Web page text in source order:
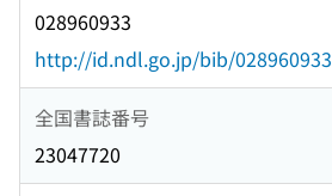
028960933
http://id.ndl.go.jp/bib/028960933
全国書誌番号
23047720